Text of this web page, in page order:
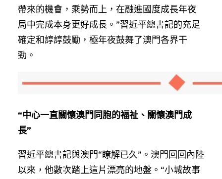
帶來的機會，乘勢而上，在融進國度成長年夜
局中完成本身更好成長。”習近平總書記的充足
確定和諄諄鼓勵，極年夜鼓舞了澳門各界干
勁。
“中心一直關懷澳門同胞的福祉、關懷澳門成
長”
習近平總書記與澳門“瞭解已久”。澳門回回內陸
以來，他數次踏上這片漂亮的地盤。“小城故事